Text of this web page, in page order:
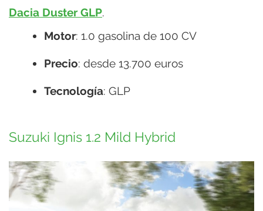
Dacia Duster GLP.
Motor: 1.0 gasolina de 100 CV
Precio: desde 13.700 euros
Tecnología: GLP
Suzuki Ignis 1.2 Mild Hybrid